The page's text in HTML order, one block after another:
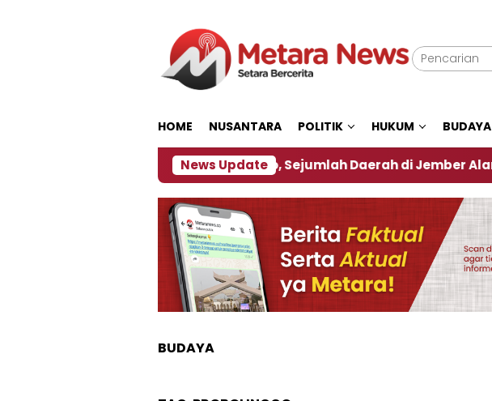
HOME NUSANTARA POLITIK HUKUM BUDAYA
News Update
Dampak El Nino, Sejumlah Daerah di Jember Alami Krisi Air
BUDAYA